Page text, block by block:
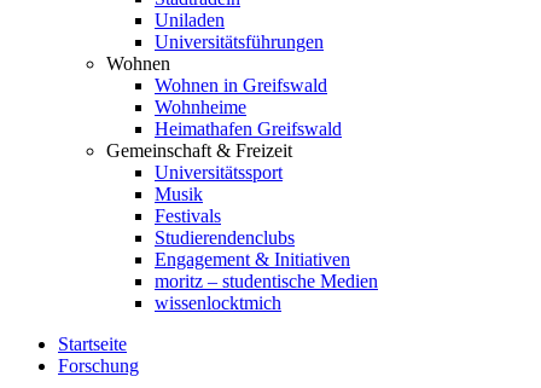
Uniladen
Universitätsführungen
Wohnen
Wohnen in Greifswald
Wohnheime
Heimathafen Greifswald
Gemeinschaft & Freizeit
Universitätssport
Musik
Festivals
Studierendenclubs
Engagement & Initiativen
moritz – studentische Medien
wissenlocktmich
Startseite
Forschung